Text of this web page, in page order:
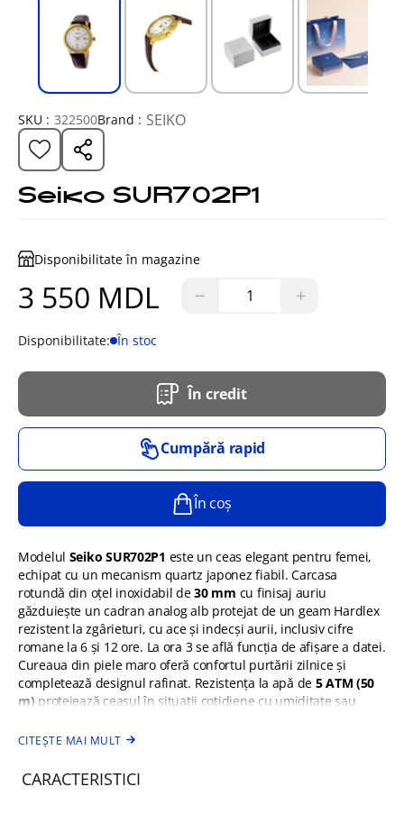
SKU : 322500Brand : SEIKO
Seiko SUR702P1
Disponibilitate în magazine
3 550 MDL − +
Disponibilitate: În stoc
În credit
Cumpără rapid
În coș
Modelul Seiko SUR702P1 este un ceas elegant pentru femei,
echipat cu un mecanism quartz japonez fiabil. Carcasa
rotundă din oțel inoxidabil de30 mm cu finisaj auriu
găzduiește un cadran analog alb protejat de un geam Hardlex
rezistent la zgârieturi, cu ace și indecși aurii, inclusiv cifre
romane la 6 și 12 ore. La ora 3 se află funcția de afișare a datei.
Cureaua din piele maro oferă confortul purtării zilnice și
completează designul rafinat. Rezistența la apă de 5 ATM (50
m) protejează ceasul în situații cotidiene cu umiditate sau
CITEȘTE MAI MULT
CARACTERISTICI